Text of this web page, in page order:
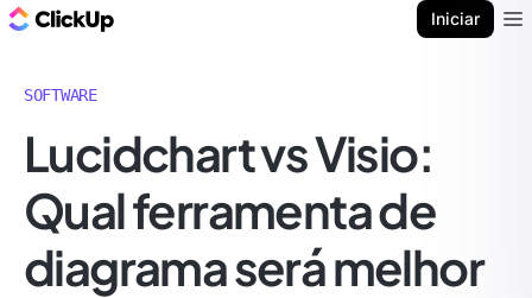
Iniciar
SOFTWARE
Lucidchart vs Visio:
Qual ferramenta de
diagrama será melhor